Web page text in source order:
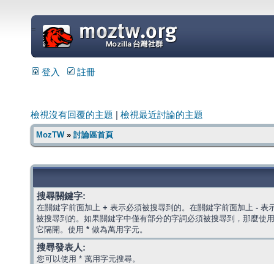
=
登入 註冊
檢視沒有回覆的主題 檢視最近討論的主題
MozTW» 討論區首頁
搜尋關鍵字:
在關鍵字前面加上 + 表示必須被搜尋到的。在關鍵字前面加上 - 表
被搜尋到的。如果關鍵字中僅有部分的字詞必須被搜尋到，那麼使
它隔開。使用 * 做為萬用字元。
搜尋發表人:
您可以使用 * 萬用字元搜尋。